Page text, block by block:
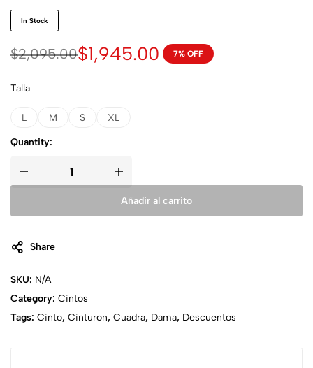
In Stock
$2,095.00$1,945.00 7% OFF
Talla
L M S XL
Quantity:
Añadir al carrito
Share
SKU: N/A
Category: Cintos
Tags: Cinto, Cinturon, Cuadra, Dama, Descuentos